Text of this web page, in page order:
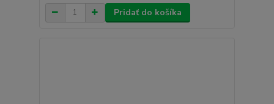
Pridať do košíka